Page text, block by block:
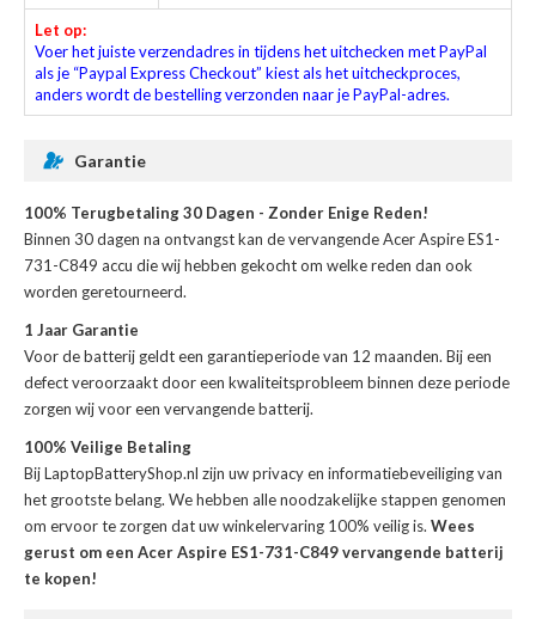
Let op:
Voer het juiste verzendadres in tijdens het uitchecken met PayPal
als je “Paypal Express Checkout” kiest als het uitcheckproces,
anders wordt de bestelling verzonden naar je PayPal-adres.
Garantie
100% Terugbetaling 30 Dagen - Zonder Enige Reden!
Binnen 30 dagen na ontvangst kan devervangende Acer Aspire ES1-
731-C849 accu die wij hebben gekocht om welke reden dan ook
worden geretourneerd.
1 Jaar Garantie
Voor debatterij geldt een garantieperiode van 12 maanden. Bij een
defect veroorzaakt door een kwaliteitsprobleem binnen deze periode
zorgen wij voor een vervangende batterij.
100% Veilige Betaling
Bij LaptopBatteryShop.nl zijn uw privacy en informatiebeveiliging van
het grootste belang. We hebben alle noodzakelijke stappen genomen
om ervoor te zorgen dat uw winkelervaring 100% veilig is. Wees
gerust om een Acer Aspire ES1-731-C849 vervangende batterij
te kopen!